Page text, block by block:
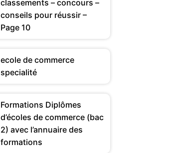
classements – concours –
conseils pour réussir –
Page 10
ecole de commerce
specialité
Formations Diplômes
d’écoles de commerce (bac
2) avec l’annuaire des
formations